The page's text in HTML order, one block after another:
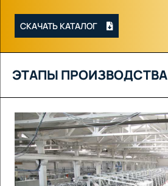
СКАЧАТЬ КАТАЛОГ
ЭТАПЫ ПРОИЗВОДСТВА